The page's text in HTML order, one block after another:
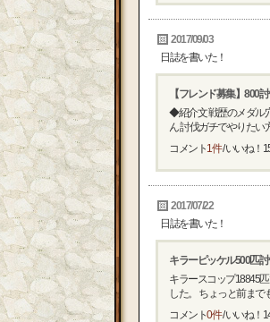
2017/09/03
日誌を書いた！
【フレンド募集】800
◆紹介文 戦歴のメダル
ん 討伐ガチでやりたい
コメント1件/ いいね！
2017/07/22
日誌を書いた！
キラーピッケル500匹
キラースコップ18845
した。 ちょっと前まで
コメント0件/ いいね！